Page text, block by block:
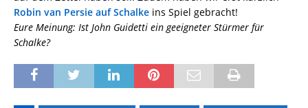
Robin van Persie auf Schalke ins Spiel gebracht!
Eure Meinung: Ist John Guidetti ein geeigneter Stürmer für
Schalke?